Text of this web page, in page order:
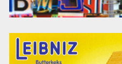
LEIBNIZ Butterkeks